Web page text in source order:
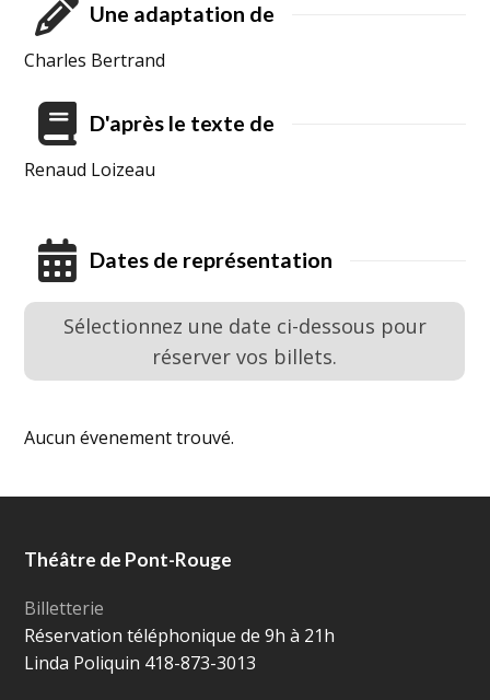
Une adaptation de
Charles Bertrand
D'après le texte de
Renaud Loizeau
Dates de représentation
Sélectionnez une date ci-dessous pour
réserver vos billets.
Aucun évenement trouvé.
Théâtre de Pont-Rouge
Billetterie
Réservation téléphonique de 9h à 21h
Linda Poliquin 418-873-3013